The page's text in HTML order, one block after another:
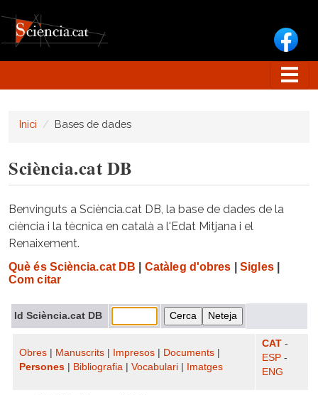
Inici Bases de dades
Sciència.cat DB
Benvinguts a Sciència.cat DB, la base de dades de la
ciència i la tècnica en català a l'Edat Mitjana i el
Renaixement.
Què és Sciència.cat DB Catàleg d'obres Sigles|
Com citar
Id Sciència.cat DB
Obres Manuscrits Impresos Documents
Persones
Bibliografia Vocabulari Imatges
CAT -
ESP -
ENG